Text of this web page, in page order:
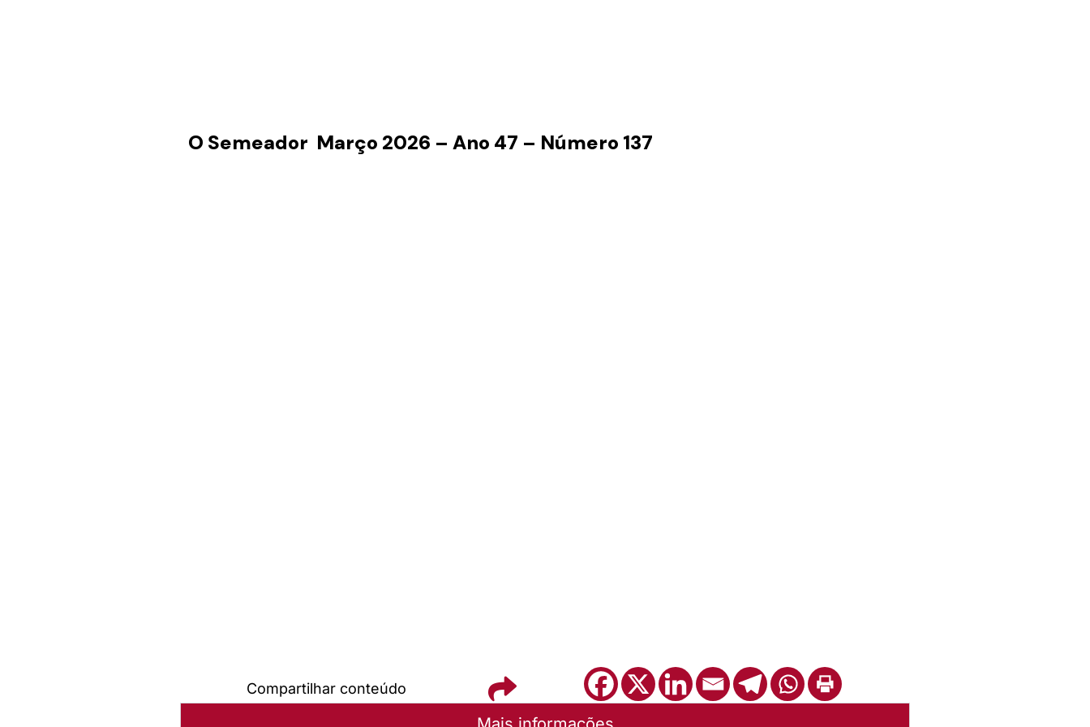
O Semeador Março 2026 – Ano 47 – Número 137
Compartilhar conteúdo